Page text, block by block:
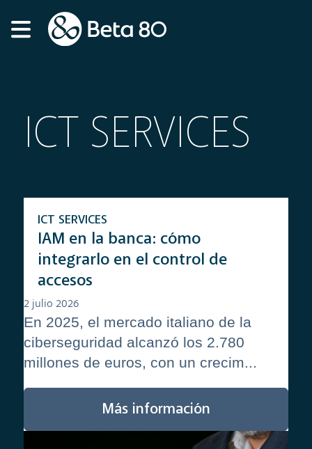
ICT SERVICES
IAM en la banca: cómo
integrarlo en el control de
accesos
ICT SERVICES
2 julio 2026
En 2025, el mercado italiano de la
ciberseguridad alcanzó los 2.780
millones de euros, con un crecim...
Más información